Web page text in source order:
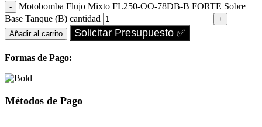
Motobomba Flujo Mixto FL250-OO-78DB-B FORTE Sobre
Base Tanque (B) cantidad
Añadir al carrito Solicitar Presupuesto ✅
Formas de Pago:
Métodos de Pago